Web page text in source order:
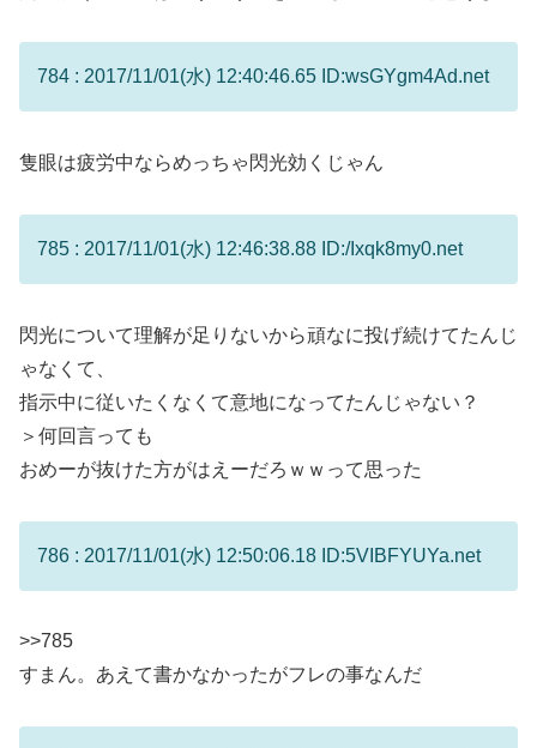
784 : 2017/11/01(水) 12:40:46.65 ID:wsGYgm4Ad.net
隻眼は疲労中ならめっちゃ閃光効くじゃん
785 : 2017/11/01(水) 12:46:38.88 ID:/Ixqk8my0.net
閃光について理解が足りないから頑なに投げ続けてたんじ
ゃなくて、
指示中に従いたくなくて意地になってたんじゃない？
＞何回言っても
おめーが抜けた方がはえーだろｗｗって思った
786 : 2017/11/01(水) 12:50:06.18 ID:5VIBFYUYa.net
>>785
すまん。あえて書かなかったがフレの事なんだ